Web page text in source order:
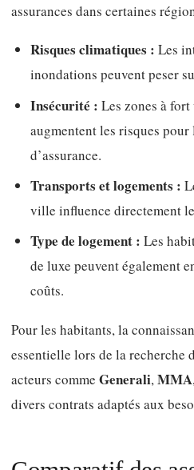
assurances dans certaines
Risques climatiques : Les
inondations peuvent peser
Insécurité : Les zones à
augmentent les risques pour
d’assurance.
Transports et logements :
ville influence directement
Type de logement : Les
de luxe peuvent également
coûts.
Pour les habitants, la
essentielle lors de la recherche
acteurs comme Generali, MMA
divers contrats adaptés aux